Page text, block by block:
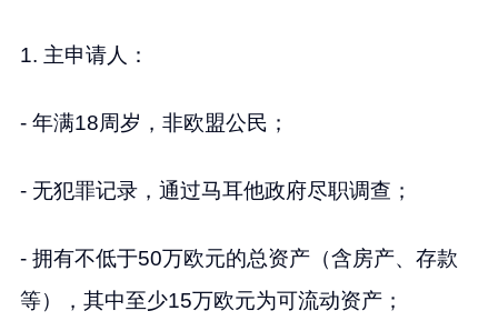
1. 主申请人：
- 年满18周岁，非欧盟公民；
- 无犯罪记录，通过马耳他政府尽职调查；
- 拥有不低于50万欧元的总资产（含房产、存款
等），其中至少15万欧元为可流动资产；